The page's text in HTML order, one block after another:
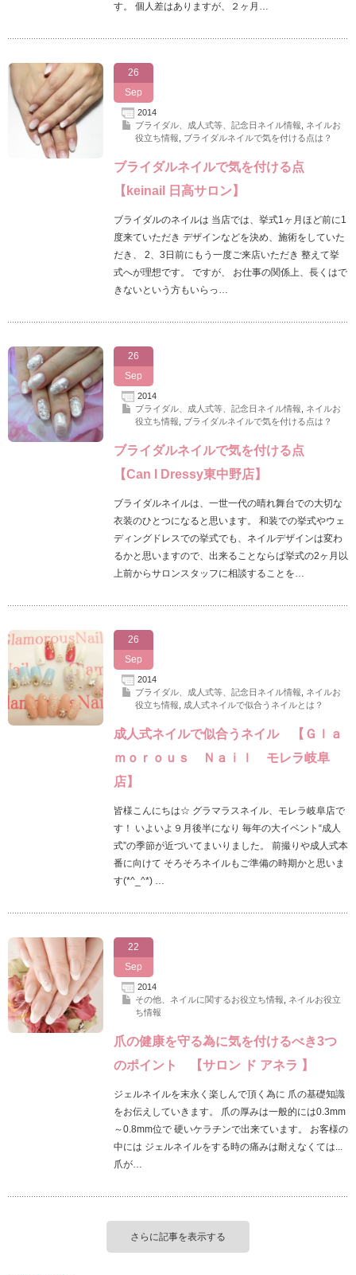
す。 個人差はありますが、２ヶ月…
26
Sep
2014
ブライダル、成人式等、記念日ネイル情報
ネイルお
役立ち情報
ブライダルネイルで気を付ける点は？
ブライダルネイルで気を付ける点
【keinail 日高サロン】
ブライダルのネイルは 当店では、挙式1ヶ月ほど前に1
度来ていただき デザインなどを決め、施術をしていた
だき、 2、3日前にもう一度ご来店いただき 整えて挙
式へが理想です。 ですが、 お仕事の関係上、長くはで
きないという方もいらっ…
26
Sep
2014
ブライダル、成人式等、記念日ネイル情報
ネイルお
役立ち情報
ブライダルネイルで気を付ける点は？
ブライダルネイルで気を付ける点
【Can I Dressy東中野店】
ブライダルネイルは、一世一代の晴れ舞台での大切な
衣装のひとつになると思います。 和装での挙式やウェ
ディングドレスでの挙式でも、ネイルデザインは変わ
るかと思いますので、出来ることならば挙式の2ヶ月以
上前からサロンスタッフに相談することを…
26
Sep
2014
ブライダル、成人式等、記念日ネイル情報
ネイルお
役立ち情報
成人式ネイルで似合うネイルとは？
成人式ネイルで似合うネイル 【Ｇｌａ
ｍｏｒｏｕｓ Ｎａｉｌ モレラ岐阜
店】
皆様こんにちは☆ グラマラスネイル、モレラ岐阜店で
す！ いよいよ９月後半になり 毎年の大イベント“成人
式”の季節が近づいてまいりました。 前撮りや成人式本
番に向けて そろそろネイルもご準備の時期かと思いま
す(*^_^*) …
22
Sep
2014
その他、ネイルに関するお役立ち情報
ネイルお役立
ち情報
爪の健康を守る為に気を付けるべき3つ
のポイント 【サロン ド アネラ 】
ジェルネイルを末永く楽しんで頂く為に 爪の基礎知識
をお伝えしていきます。 爪の厚みは一般的には0.3mm
～0.8mm位で 硬いケラチンで出来ています。 お客様の
中には ジェルネイルをする時の痛みは耐えなくては...
爪が…
さらに記事を表示する